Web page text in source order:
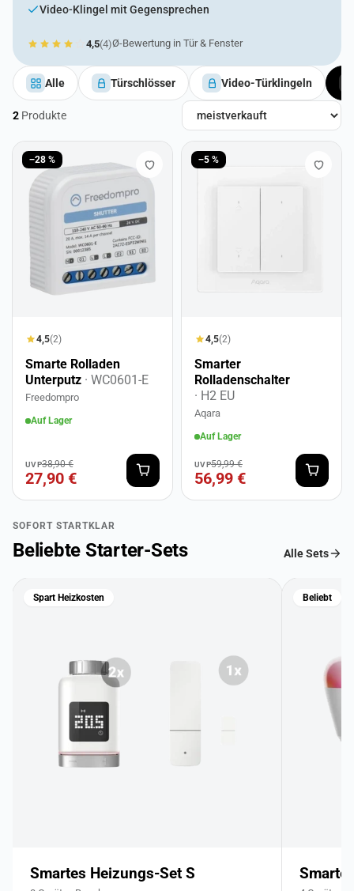
Video-Klingel mit Gegensprechen
4,5(4)Ø-Bewertung in Tür & Fenster
Alle Türschlösser Video-Türklingeln
2 Produkte
Produkte in Tür & Fenster
−28 %
4,5(2)
Smarte Rolladen
Unterputz · WC0601-E
Freedompro
Auf Lager
UVP38,90 €
27,90 €
−5 %
4,5(2)
Smarter
Rolladenschalter
· H2 EU
Aqara
Auf Lager
UVP59,99 €
56,99 €
SOFORT STARTKLAR
Beliebte Starter-Sets Alle Sets
Spart Heizkosten
Smartes Heizungs-Set S
Beliebt